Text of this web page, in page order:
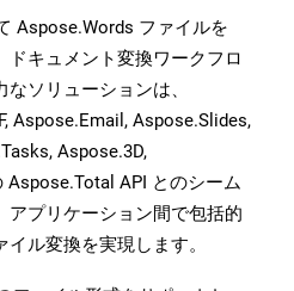
Aspose.Words ファイルを
ドキュメント変換ワークフロ
ソリューションは、
Aspose.Email, Aspose.Slides,
Aspose.3D,
API とのシーム
アプリケーション間で包括的
ル変換を実現します。